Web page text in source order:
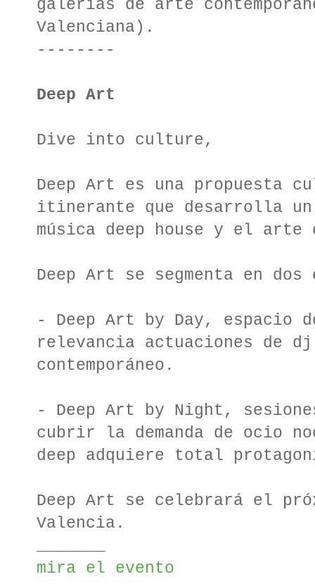
galerías de arte
Valenciana).
--------
Deep Art
Dive into culture,
Deep Art es una propuesta
itinerante que desarrolla un
música deep house y el arte
Deep Art se segmenta en dos
- Deep Art by Day, espacio
relevancia actuaciones de
contemporáneo.
- Deep Art by Night,
cubrir la demanda de ocio
deep adquiere total
Deep Art se celebrará el
Valencia.
_______
mira el evento